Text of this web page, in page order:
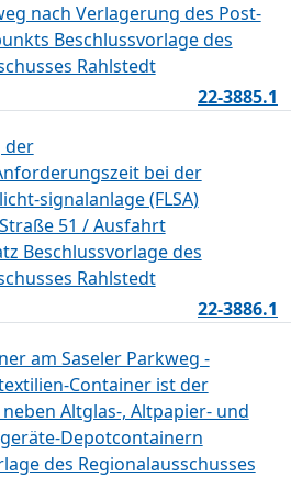
nach Verlagerung des Post-
Beschlussvorlage des
Rahlstedt
22-3885.1
der
bei der
signalanlage (FLSA)
51 / Ausfahrt
Beschlussvorlage des
Rahlstedt
22-3886.1
am Saseler Parkweg -
Container ist der
Altglas-, Altpapier- und
Depotcontainern
des Regionalausschusses